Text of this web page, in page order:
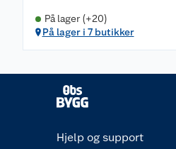
På lager (+20)
På lager i 7 butikker
Hjelp og support